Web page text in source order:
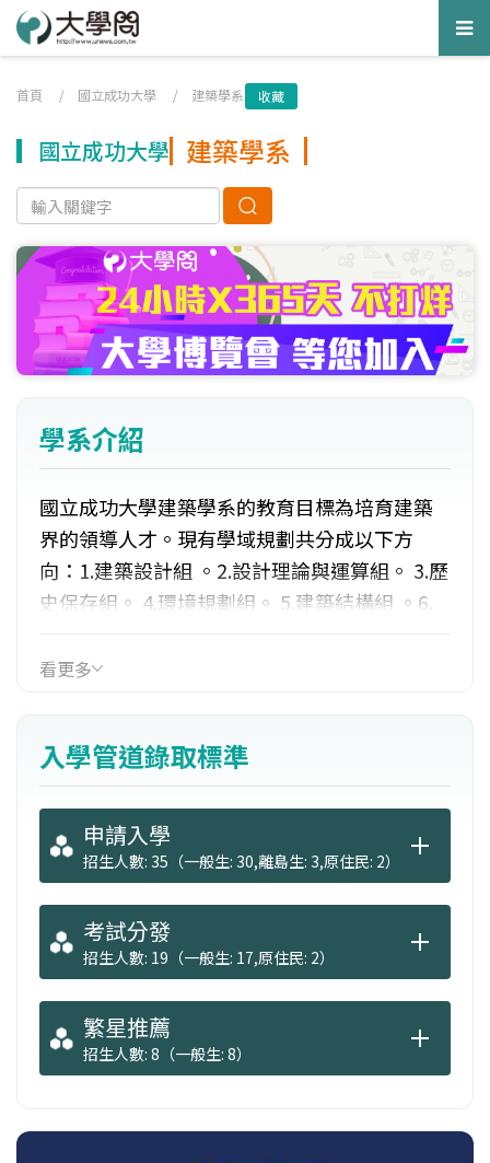
首頁 / 國立成功大學 / 建築學系 收藏
國立成功大學 建築學系
學系介紹
國立成功大學建築學系的教育目標為培育建築
界的領導人才。現有學域規劃共分成以下方
向：1.建築設計組 。2.設計理論與運算組。 3.歷
史保存組。 4.環境規劃組。 5.建築結構組 。6.
組。上述七個領域加上藝術與通識教育等課
業管道包括：建築師、結構技師、室內設計
師、空調技師、電機技師、消防設備技師等。
看更多
入學管道錄取標準
申請入學
招生人數: 35（一般生: 30,離島生: 3,原住民: 2）
考試分發
招生人數: 19（一般生: 17,原住民: 2）
繁星推薦
招生人數: 8（一般生: 8）